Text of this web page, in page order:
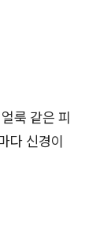
룩 같은 피
다 신경이